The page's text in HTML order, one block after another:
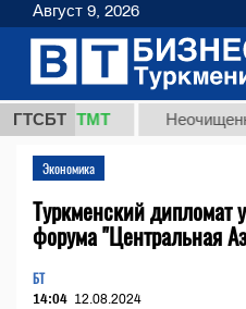
ГТСБТ
ТМТ Неочищенная
Экономика
Туркменский дипломат
форума "Центральная
БТ
14:04 12.08.2024
Август 9, 2026